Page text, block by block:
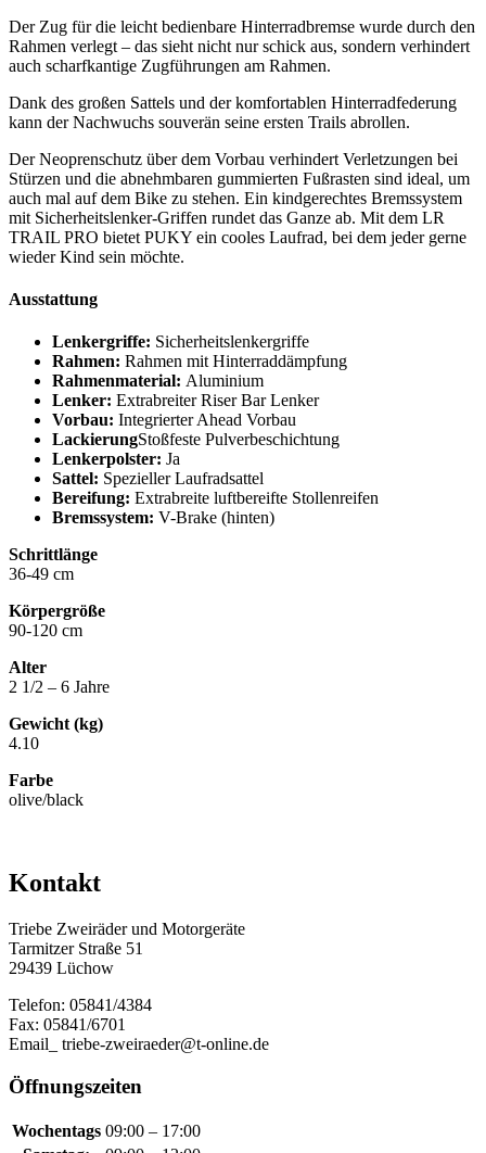
Der Zug für die leicht bedienbare Hinterradbremse wurde durch den
Rahmen verlegt – das sieht nicht nur schick aus, sondern verhindert
auch scharfkantige Zugführungen am Rahmen.
Dank des großen Sattels und der komfortablen Hinterradfederung
kann der Nachwuchs souverän seine ersten Trails abrollen.
Der Neoprenschutz über dem Vorbau verhindert Verletzungen bei
Stürzen und die abnehmbaren gummierten Fußrasten sind ideal, um
auch mal auf dem Bike zu stehen. Ein kindgerechtes Bremssystem
mit Sicherheitslenker-Griffen rundet das Ganze ab. Mit dem LR
TRAIL PRO bietet PUKY ein cooles Laufrad, bei dem jeder gerne
wieder Kind sein möchte.
Ausstattung
Lenkergriffe: Sicherheitslenkergriffe
Rahmen: Rahmen mit Hinterraddämpfung
Rahmenmaterial: Aluminium
Lenker: Extrabreiter Riser Bar Lenker
Vorbau: Integrierter Ahead Vorbau
LackierungStoßfeste Pulverbeschichtung
Lenkerpolster: Ja
Sattel: Spezieller Laufradsattel
Bereifung: Extrabreite luftbereifte Stollenreifen
Bremssystem: V-Brake (hinten)
Schrittlänge
36-49 cm
Körpergröße
90-120 cm
Alter
2 1/2 – 6 Jahre
Gewicht (kg)
4.10
Farbe
olive/black
Kontakt
Triebe Zweiräder und Motorgeräte
Tarmitzer Straße 51
29439 Lüchow
Telefon: 05841/4384
Fax: 05841/6701
Email_ triebe-zweiraeder@t-online.de
Öffnungszeiten
Wochentags 09:00 – 17:00